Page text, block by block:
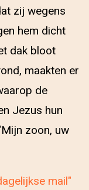
zij wegens
hem dicht
dak bloot
maakten er
de
Jezus hun
zoon, uw
mail"